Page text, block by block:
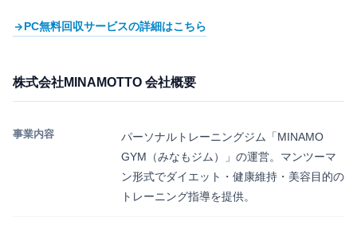
PC無料回収サービスの詳細はこちら
株式会社MINAMOTTO 会社概要
事業内容
パーソナルトレーニングジム「MINAMO
GYM（みなもジム）」の運営。マンツーマ
ン形式でダイエット・健康維持・美容目的の
トレーニング指導を提供。